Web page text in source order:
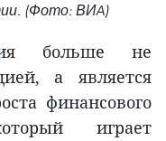
(Фото: ВИA)
больше не
а является
финансового
играет